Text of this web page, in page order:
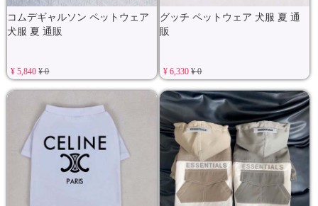
コムデギャルソン ペットウェア
犬服 夏 通販
¥ 5,840¥ 0
グッチ ペットウェア 犬服 夏 通
販
¥ 6,330¥ 0